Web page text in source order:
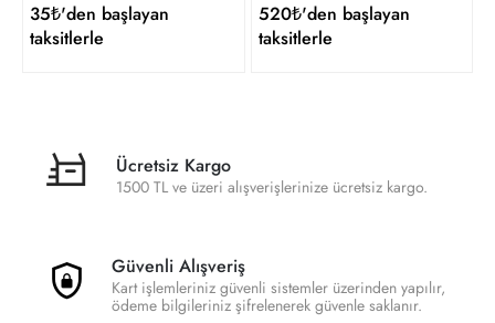
35₺'den başlayan
taksitlerle
520₺'den başlayan
taksitlerle
Ücretsiz Kargo
1500 TL ve üzeri alışverişlerinize ücretsiz kargo.
Güvenli Alışveriş
Kart işlemleriniz güvenli sistemler üzerinden yapılır,
ödeme bilgileriniz şifrelenerek güvenle saklanır.